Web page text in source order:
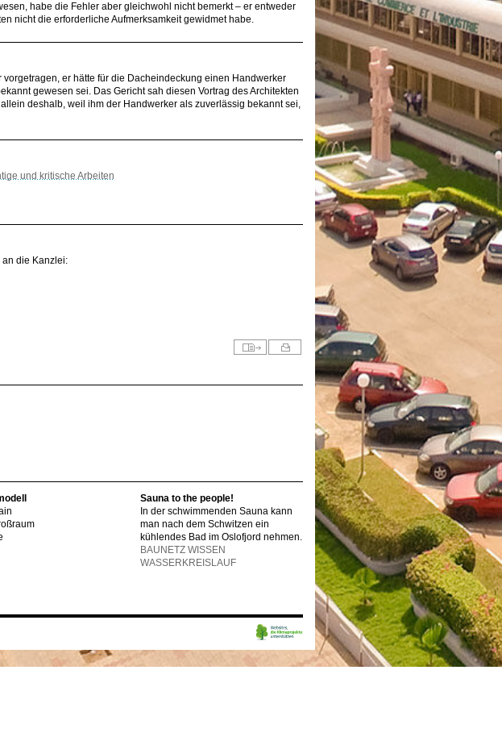
habe die Fehler aber gleichwohl nicht bemerkt – er entweder
nicht die erforderliche Aufmerksamkeit gewidmet habe.
vorgetragen, er hätte für die Dacheindeckung einen Handwerker
gewesen sei. Das Gericht sah diesen Vortrag des Architekten
deshalb, weil ihm der Handwerker als zuverlässig bekannt sei,
und kritische Arbeiten
an die Kanzlei:
Sauna to the people!
In der schwimmenden Sauna kann
man nach dem Schwitzen ein
kühlendes Bad im Oslofjord nehmen.
BAUNETZ WISSEN
WASSERKREISLAUF